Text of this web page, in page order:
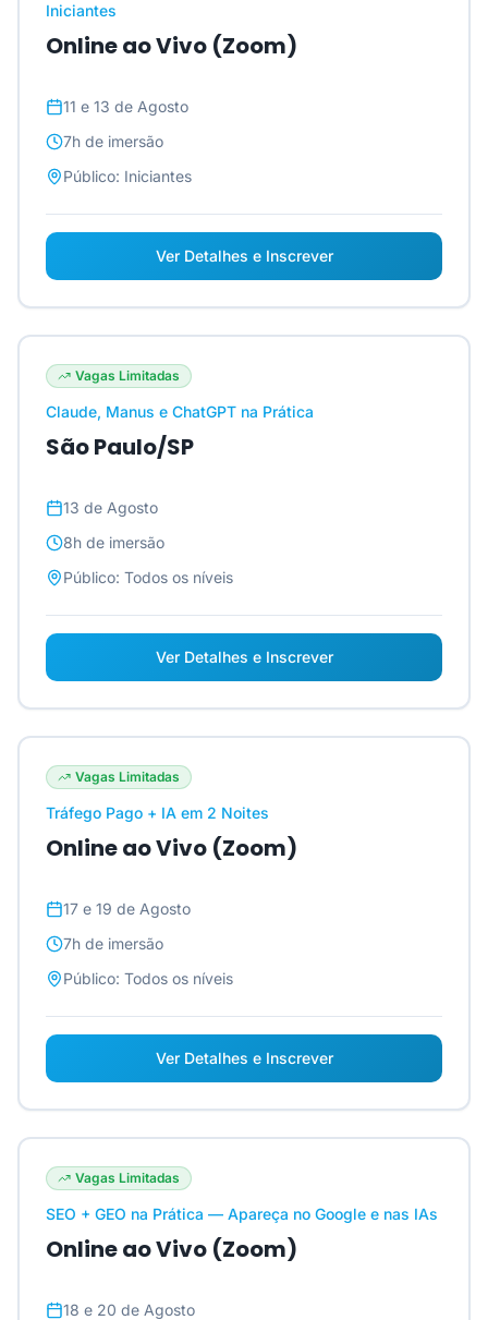
Iniciantes
Online ao Vivo (Zoom)
11 e 13 de Agosto
7h de imersão
Público: Iniciantes
Ver Detalhes e Inscrever
Vagas Limitadas
Claude, Manus e ChatGPT na Prática
São Paulo/SP
13 de Agosto
8h de imersão
Público: Todos os níveis
Ver Detalhes e Inscrever
Vagas Limitadas
Tráfego Pago + IA em 2 Noites
Online ao Vivo (Zoom)
17 e 19 de Agosto
7h de imersão
Público: Todos os níveis
Ver Detalhes e Inscrever
Vagas Limitadas
SEO + GEO na Prática — Apareça no Google e nas IAs
Online ao Vivo (Zoom)
18 e 20 de Agosto